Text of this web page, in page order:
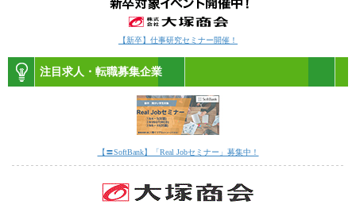
【新卒】仕事研究セミナー開催！
注目求人・転職募集企業
【〓SoftBank】「Real Jobセミナー」募集中！